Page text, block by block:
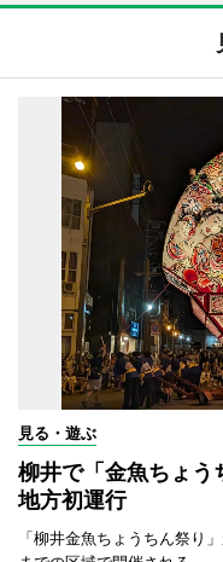
見る・遊ぶ
柳井で「金魚ちょ
地方初運行
「柳井金魚ちょうちん祭り